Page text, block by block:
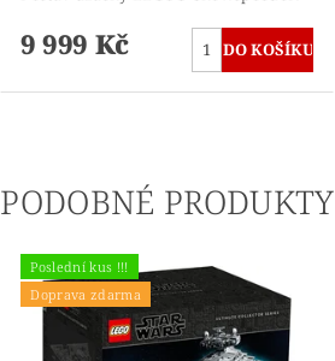
9 999 Kč
PODOBNÉ PRODUKTY
Poslední kus !!!
Doprava zdarma